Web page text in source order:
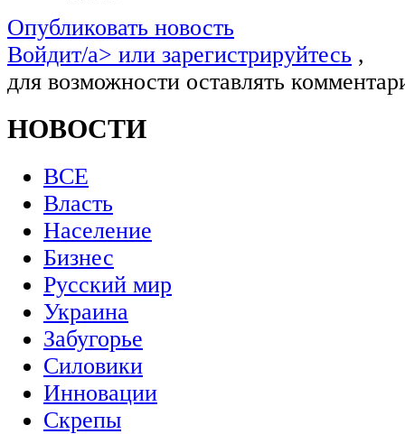
Опубликовать новость
Войдит/a> или зарегистрируйтесь ,
для возможности оставлять
НОВОСТИ
ВСЕ
Власть
Население
Бизнес
Русский мир
Украина
Забугорье
Силовики
Инновации
Скрепы